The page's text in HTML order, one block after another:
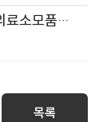
료소모품
목록